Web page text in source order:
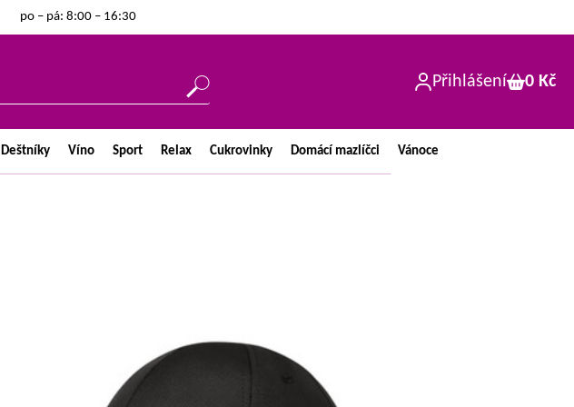
po – pá: 8:00 – 16:30
Přihlášení 0 Kč
Deštníky Víno Sport Relax Cukrovinky Domácí mazlíčci Vánoce